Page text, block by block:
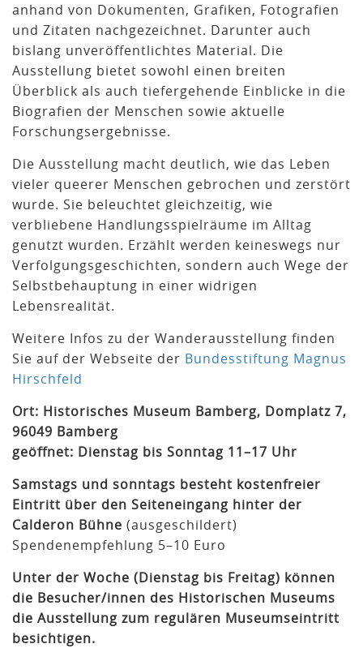
anhand von Dokumenten, Grafiken, Fotografien
und Zitaten nachgezeichnet. Darunter auch
bislang unveröffentlichtes Material. Die
Ausstellung bietet sowohl einen breiten
Überblick als auch tiefergehende Einblicke in die
Biografien der Menschen sowie aktuelle
Forschungsergebnisse.
Die Ausstellung macht deutlich, wie das Leben
vieler queerer Menschen gebrochen und zerstört
wurde. Sie beleuchtet gleichzeitig, wie
verbliebene Handlungsspielräume im Alltag
genutzt wurden. Erzählt werden keineswegs nur
Verfolgungsgeschichten, sondern auch Wege der
Selbstbehauptung in einer widrigen
Lebensrealität.
Weitere Infos zu der Wanderausstellung finden
Sie auf der Webseite der Bundesstiftung Magnus
Hirschfeld
Ort: Historisches Museum Bamberg, Domplatz 7,
96049 Bamberg
geöffnet: Dienstag bis Sonntag 11–17 Uhr
Samstags und sonntags besteht kostenfreier
Eintritt über den Seiteneingang hinter der
Calderon Bühne (ausgeschildert)
Spendenempfehlung 5–10 Euro
Unter der Woche (Dienstag bis Freitag) können
die Besucher/innen des Historischen Museums
die Ausstellung zum regulären Museumseintritt
besichtigen.